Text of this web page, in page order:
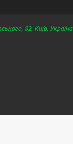
82, Київ, Україна